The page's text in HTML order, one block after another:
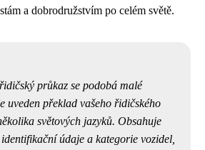
a dobrodružstvím po celém světě.
průkaz se podobá malé
uveden překlad vašeho řidičského
světových jazyků. Obsahuje
údaje a kategorie vozidel,